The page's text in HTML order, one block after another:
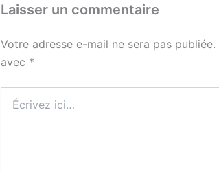
Laisser un commentaire
Votre adresse e-mail ne sera pas publiée.
avec *
ici…